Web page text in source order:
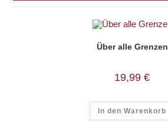
Über alle Grenzen
19,99 €
In den Warenkorb